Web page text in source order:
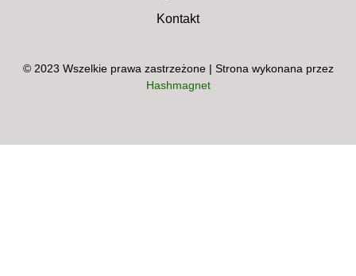
Kontakt
© 2023 Wszelkie prawa zastrzeżone | Strona wykonana przez
Hashmagnet